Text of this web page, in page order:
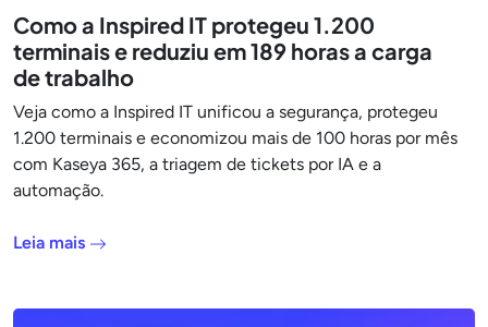
Como a Inspired IT protegeu 1.200
terminais e reduziu em 189 horas a carga
de trabalho
Veja como a Inspired IT unificou a segurança, protegeu
1.200 terminais e economizou mais de 100 horas por mês
com Kaseya 365, a triagem de tickets por IA e a
automação.
Leia mais